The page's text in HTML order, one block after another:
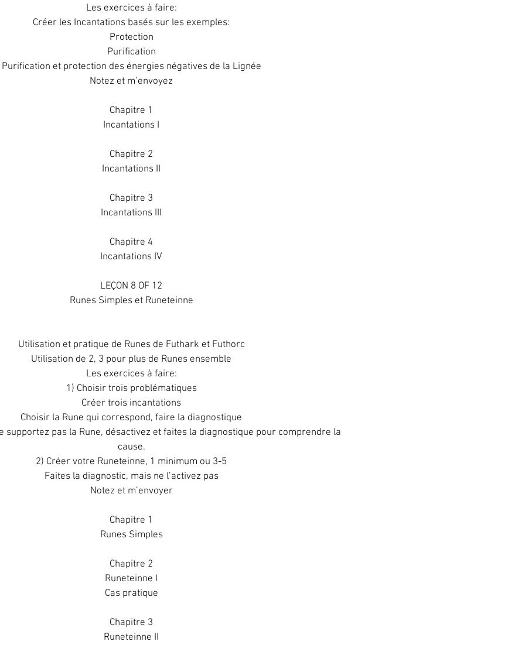
Les exercices à faire:
Créer les Incantations basés sur les exemples:
Protection
Purification
Purification et protection des énergies négatives de la Lignée
Notez et m’envoyez
Chapitre 1
Incantations I
Chapitre 2
Incantations II
Chapitre 3
Incantations III
Chapitre 4
Incantations IV
LEÇON 8 OF 12
Runes Simples et Runeteinne
Utilisation et pratique de Runes de Futhark et Futhorc
Utilisation de 2, 3 pour plus de Runes ensemble
Les exercices à faire:
1) Choisir trois problématiques
Créer trois incantations
Choisir la Rune qui correspond, faire la diagnostique
supportez pas la Rune, désactivez et faites la diagnostique pour comprendre la
cause.
2) Créer votre Runeteinne, 1 minimum ou 3-5
Faites la diagnostic, mais ne l’activez pas
Notez et m’envoyer
Chapitre 1
Runes Simples
Chapitre 2
Runeteinne I
Cas pratique
Chapitre 3
Runeteinne II